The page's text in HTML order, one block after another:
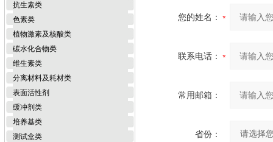
抗生素类
色素类
植物激素及核酸类
碳水化合物类
维生素类
分离材料及耗材类
表面活性剂
缓冲剂类
培养基类
测试盒类
您的姓名：
联系电话：
常用邮箱：
省份：